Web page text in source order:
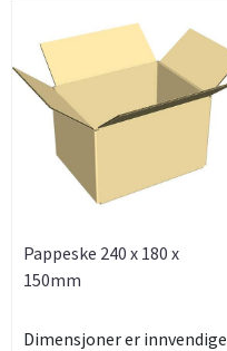
Pappeske 240 x 180 x
150mm
Dimensjoner er innvendige